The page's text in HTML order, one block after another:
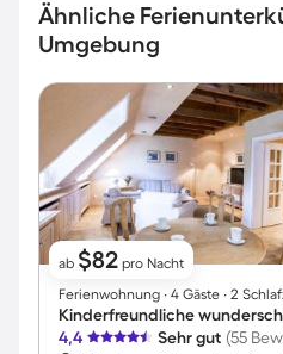
Ähnliche
Umgebung
ab $82 pro Nacht
Ferienwohnung ∙ 4 Gäste ∙ 2
4,4
Sehr gut (55